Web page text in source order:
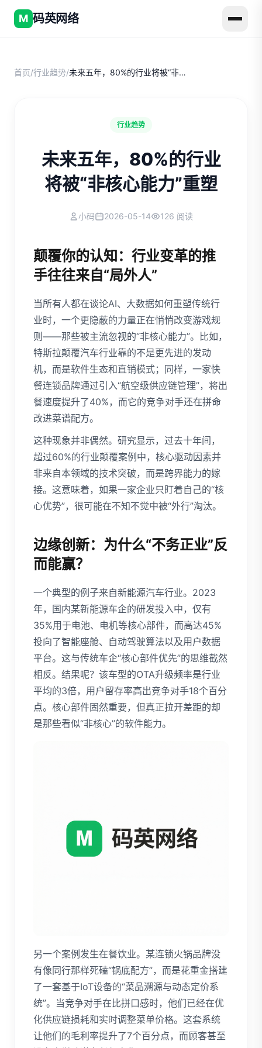
M 码英网络
首页/行业趋势/ 未来五年，80%的行业将被“非核心能力”重塑
行业趋势
未来五年，80%的行业
将被“非核心能力”重塑
小码 2026-05-14 126 阅读
颠覆你的认知：行业变革的推
手往往来自“局外人”
当所有人都在谈论AI、大数据如何重塑传统行
业时，一个更隐蔽的力量正在悄悄改变游戏规
则——那些被主流忽视的“非核心能力”。比如，
特斯拉颠覆汽车行业靠的不是更先进的发动
机，而是软件生态和直销模式；同样，一家快
餐连锁品牌通过引入“航空级供应链管理”，将出
餐速度提升了40%，而它的竞争对手还在拼命
改进菜谱配方。
这种现象并非偶然。研究显示，过去十年间，
超过60%的行业颠覆案例中，核心驱动因素并
非来自本领域的技术突破，而是跨界能力的嫁
接。这意味着，如果一家企业只盯着自己的“核
心优势”，很可能在不知不觉中被“外行”淘汰。
边缘创新：为什么“不务正业”反
而能赢？
一个典型的例子来自新能源汽车行业。2023
年，国内某新能源车企的研发投入中，仅有
35%用于电池、电机等核心部件，而高达45%
投向了智能座舱、自动驾驶算法以及用户数据
平台。这与传统车企“核心部件优先”的思维截然
相反。结果呢？该车型的OTA升级频率是行业
平均的3倍，用户留存率高出竞争对手18个百分
点。核心部件固然重要，但真正拉开差距的却
是那些看似“非核心”的软件能力。
另一个案例发生在餐饮业。某连锁火锅品牌没
有像同行那样死磕“锅底配方”，而是花重金搭建
了一套基于IoT设备的“菜品溯源与动态定价系
统”。当竞争对手在比拼口感时，他们已经在优
化供应链损耗和实时调整菜单价格。这套系统
让他们的毛利率提升了7个百分点，而顾客甚至